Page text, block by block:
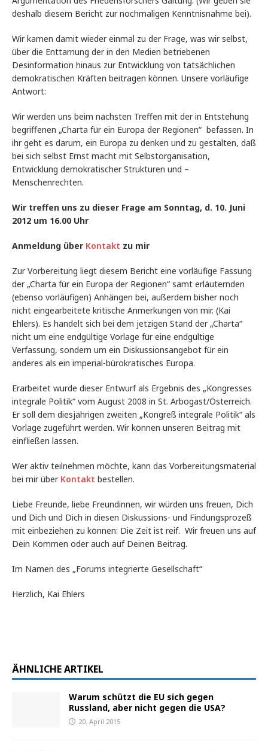
deshalb diesem Bericht zur nochmaligen Kenntnisnahme bei).
Wir kamen damit wieder einmal zu der Frage, was wir selbst,
über die Enttarnung der in den Medien betriebenen
Desinformation hinaus zur Entwicklung von tatsächlichen
demokratischen Kräften beitragen können. Unsere vorläufige
Antwort:
Wir werden uns beim nächsten Treffen mit der in Entstehung
begriffenen „Charta für ein Europa der Regionen“ befassen. In
ihr geht es darum, ein Europa zu denken und zu gestalten, daß
bei sich selbst Ernst macht mit Selbstorganisation,
Entwicklung demokratischer Strukturen und –
Menschenrechten.
Wir treffen uns zu dieser Frage am Sonntag, d. 10. Juni
2012 um 16.00 Uhr
Anmeldung über Kontakt zu mir
Zur Vorbereitung liegt diesem Bericht eine vorläufige Fassung
der „Charta für ein Europa der Regionen“ samt erläuternden
(ebenso vorläufigen) Anhängen bei, außerdem bisher noch
nicht eingearbeitete kritische Anmerkungen von mir. (Kai
Ehlers). Es handelt sich bei dem jetzigen Stand der „Charta“
nicht um eine endgültige Vorlage für eine endgültige
Verfassung, sondern um ein Diskussionsangebot für ein
anderes als ein imperial-bürokratisches Europa.
Erarbeitet wurde dieser Entwurf als Ergebnis des „Kongresses
integrale Politik“ vom August 2008 in St. Arbogast/Österreich.
Er soll dem diesjährigen zweiten „Kongreß integrale Politik“ als
Vorlage zugeführt werden. Wir können unseren Beitrag mit
einfließen lassen.
Wer aktiv teilnehmen möchte, kann das Vorbereitungsmaterial
bei mir über Kontakt bestellen.
Liebe Freunde, liebe Freundinnen, wir würden uns freuen, Dich
und Dich und Dich in diesen Diskussions- und Findungsprozeß
mit einbeziehen zu können: Die Zeit ist reif. Wir freuen uns auf
Dein Kommen oder auch auf Deinen Beitrag.
Im Namen des „Forums integrierte Gesellschaft“
Herzlich, Kai Ehlers
ÄHNLICHE ARTIKEL
Warum schützt die EU sich gegen
Russland, aber nicht gegen die USA?
20. April 2015